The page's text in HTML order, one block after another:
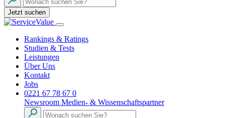
Jetzt suchen
Rankings & Ratings
Studien & Tests
Leistungen
Über Uns
Kontakt
Jobs
0221 67 78 67 0
Newsroom Medien- & Wissenschaftspartner